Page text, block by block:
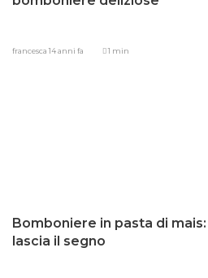
francesca14 anni fa 1 min
Bomboniere in pasta di
lascia il segno